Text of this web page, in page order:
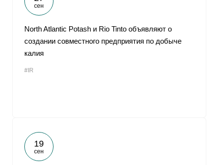
сен
North Atlantic Potash и Rio Tinto объявляют о
создании совместного предприятия по добыче
калия
#IR
19
сен